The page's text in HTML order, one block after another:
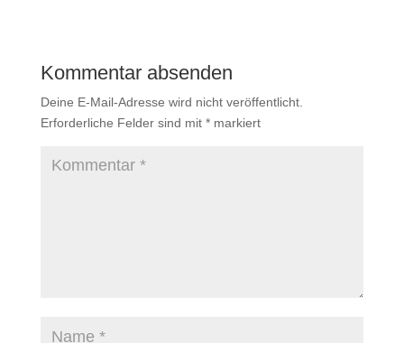
Kommentar absenden
Deine E-Mail-Adresse wird nicht veröffentlicht.
Erforderliche Felder sind mit *markiert